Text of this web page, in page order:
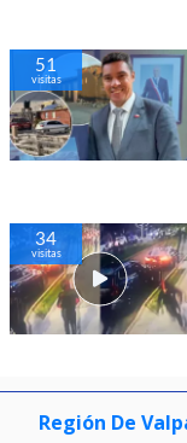
51
visitas
34
visitas
Región De